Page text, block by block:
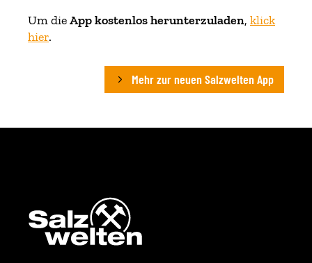
Um dieApp kostenlos herunterzuladen, klick
hier.
Mehr zur neuen Salzwelten App